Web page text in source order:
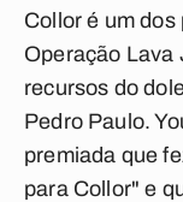
Collor é um
Operação Lava
recursos do
Pedro Paulo.
premiada que
para Collor" e